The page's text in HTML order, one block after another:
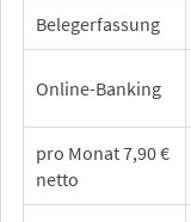
Belegerfassung
Online-Banking
pro Monat 7,90 €
netto